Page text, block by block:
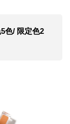
色/ 限定色2